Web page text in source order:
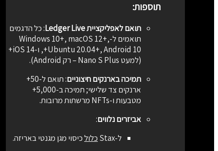
תוספות:
תואם לאפליקציית Ledger Live :כל הדגמים
תואמים ל-Windows 10+, macOS 12+,
Ubuntu 20.04+, Android 10+, ו-iOS 14+
(למעט Nano S Plus – רק Android).
תמיכה בארנקים חיצוניים:
תואם ל-50+
ארנקים צד שלישי; תמיכה ב-5,000+
מטבעות ו-NFTs מרשתות מרובות.
אביזרים נלווים:
ל-Stax
כלולכיסוי מגן מגנטי באריזה.